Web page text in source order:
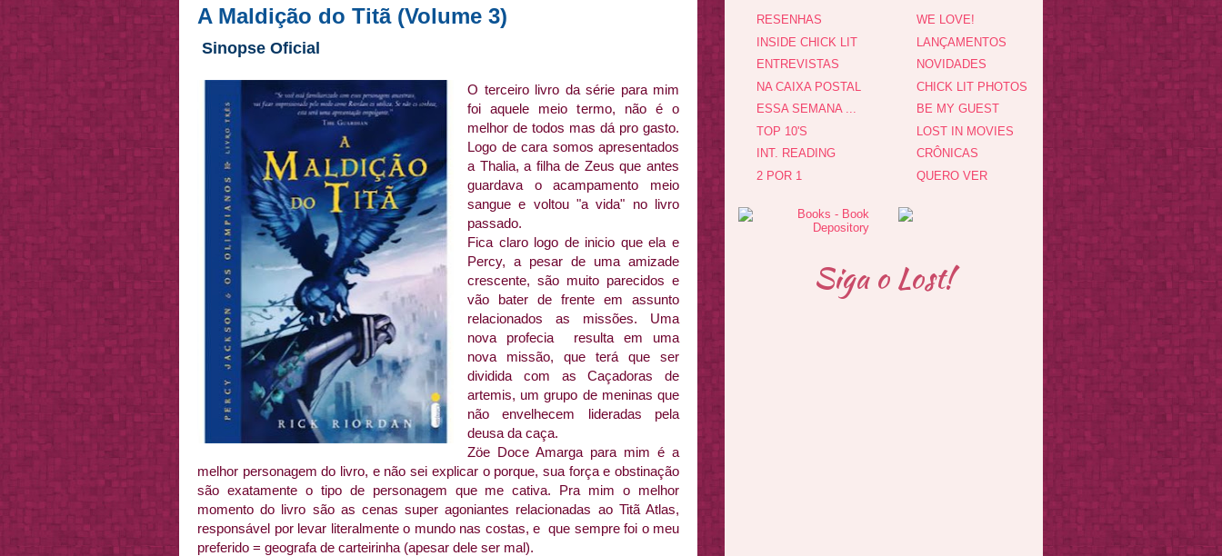
A Maldição do Titã (Volume 3)
Sinopse Oficial
O terceiro livro da série para mim
foi aquele meio termo, não é o
melhor de todos mas dá pro gasto.
Logo de cara somos apresentados
a Thalia, a filha de Zeus que antes
guardava o acampamento meio
sangue e voltou "a vida" no livro
passado.
Fica claro logo de inicio que ela e
Percy, a pesar de uma amizade
crescente, são muito parecidos e
vão bater de frente em assunto
relacionados as missões. Uma
nova profecia resulta em uma
nova missão, que terá que ser
dividida com as Caçadoras de
artemis, um grupo de meninas que
não envelhecem lideradas pela
deusa da caça.
Zöe Doce Amarga para mim é a
melhor personagem do livro, e não sei explicar o porque, sua força e obstinação
são exatamente o tipo de personagem que me cativa. Pra mim o melhor
momento do livro são as cenas super agoniantes relacionadas ao Titã Atlas,
responsável por levar literalmente o mundo nas costas, e que sempre foi o meu
preferido = geografa de carteirinha (apesar dele ser mal).
RESENHAS
INSIDE CHICK LIT
ENTREVISTAS
NA CAIXA POSTAL
ESSA SEMANA ...
TOP 10'S
INT. READING
2 POR 1
WE LOVE!
LANÇAMENTOS
NOVIDADES
CHICK LIT PHOTOS
BE MY GUEST
LOST IN MOVIES
CRÔNICAS
QUERO VER
Siga o Lost!